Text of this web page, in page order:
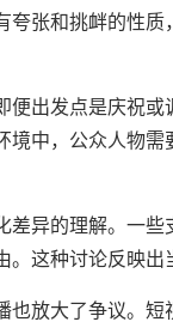
夸张和挑衅的性
便出发点是庆祝
境中，公众人物
差异的理解。一
。这种讨论反映出
也放大了争议。